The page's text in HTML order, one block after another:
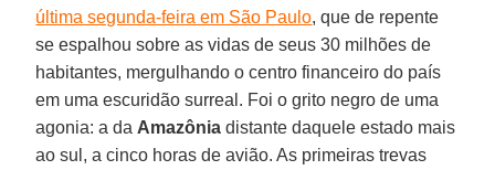
última segunda-feira em São Paulo, que de repente
se espalhou sobre as vidas de seus 30 milhões de
habitantes, mergulhando o centro financeiro do país
em uma escuridão surreal. Foi o grito negro de uma
agonia: a da Amazônia distante daquele estado mais
ao sul, a cinco horas de avião. As primeiras trevas